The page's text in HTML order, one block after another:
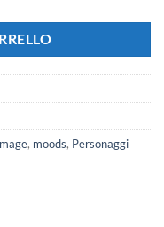
, moods, Personaggi